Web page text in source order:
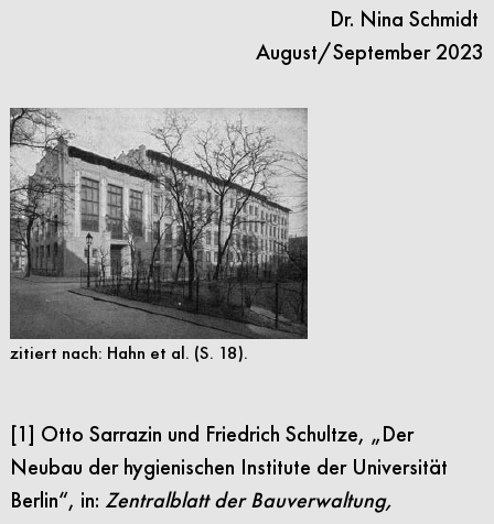
Dr. Nina Schmidt
August/September 2023
zitiert nach: Hahn et al. (S. 18).
[1] Otto Sarrazin und Friedrich Schultze, „Der
Neubau der hygienischen Institute der Universität
Berlin“, in: Zentralblatt der Bauverwaltung,